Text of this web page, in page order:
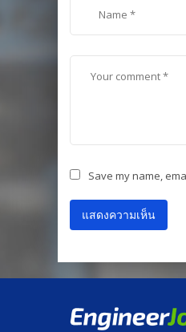
Save my name,